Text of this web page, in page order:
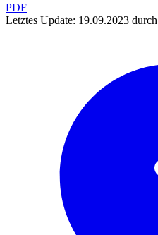
PDF
Letztes Update: 19.09.2023